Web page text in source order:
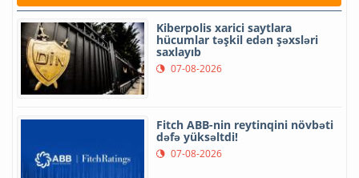
Kiberpolis xarici saytlara
hücumlar təşkil edən şəxsləri
saxlayıb
07-08-2026
Fitch ABB-nin reytinqini növbəti
dəfə yüksəltdi!
07-08-2026